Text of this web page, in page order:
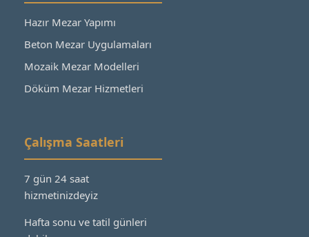
Hazır Mezar Yapımı
Beton Mezar Uygulamaları
Mozaik Mezar Modelleri
Döküm Mezar Hizmetleri
Çalışma Saatleri
7 gün 24 saat
hizmetinizdeyiz
Hafta sonu ve tatil günleri